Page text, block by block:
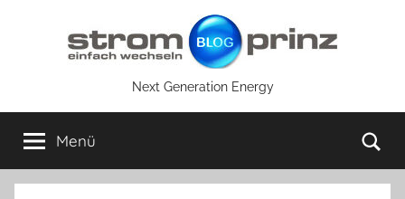
Next Generation Energy
Menü